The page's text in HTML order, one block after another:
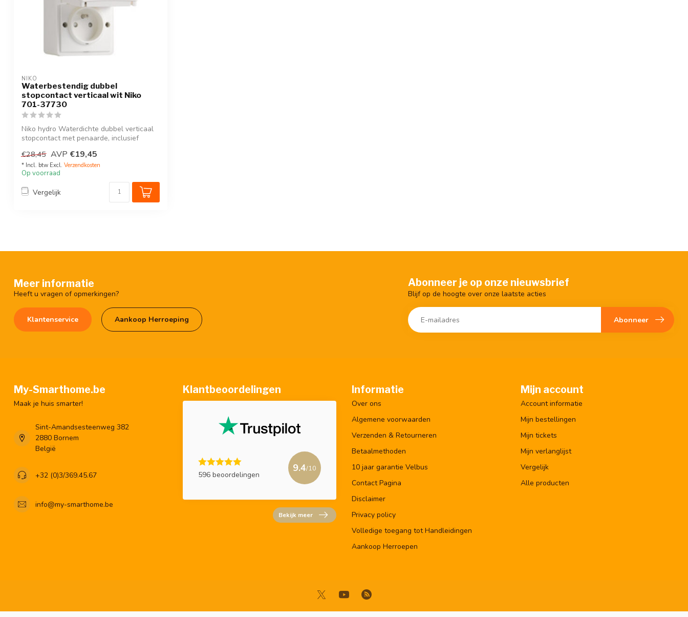
NIKO
Waterbestendig dubbel
stopcontact verticaal wit Niko
701-37730
Niko hydro Waterdichte dubbel verticaal
stopcontact met penaarde, inclusief
€28,45 AVP €19,45
* Incl. btw Excl. Verzendkosten
Op voorraad
Vergelijk
Meer informatie
Heeft u vragen of opmerkingen?
Klantenservice Aankoop Herroeping
Abonneer je op onze nieuwsbrief
Blijf op de hoogte over onze laatste acties
Abonneer
My-Smarthome.be
Maak je huis smarter!
Sint-Amandsesteenweg 382
2880 Bornem
België
+32 (0)3/369.45.67
info@my-smarthome.be
Klantbeoordelingen
596 beoordelingen
9.4/10
Bekijk meer
Informatie
Over ons
Algemene voorwaarden
Verzenden & Retourneren
Betaalmethoden
10 jaar garantie Velbus
Contact Pagina
Disclaimer
Privacy policy
Volledige toegang tot Handleidingen
Aankoop Herroepen
Mijn account
Account informatie
Mijn bestellingen
Mijn tickets
Mijn verlanglijst
Vergelijk
Alle producten